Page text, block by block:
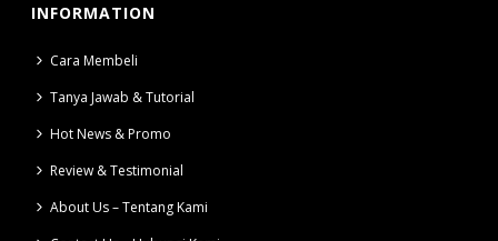
INFORMATION
Cara Membeli
Tanya Jawab & Tutorial
Hot News & Promo
Review & Testimonial
About Us – Tentang Kami